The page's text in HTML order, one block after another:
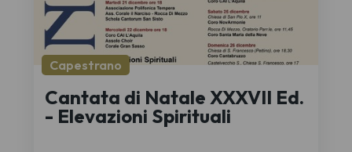
Capestrano
Cantata di Natale XXXVII Ed.
- Elevazioni Spirituali